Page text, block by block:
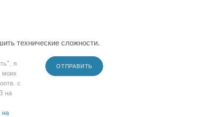
технические сложности.
я
моих
с
на
на
ОТПРАВИТЬ